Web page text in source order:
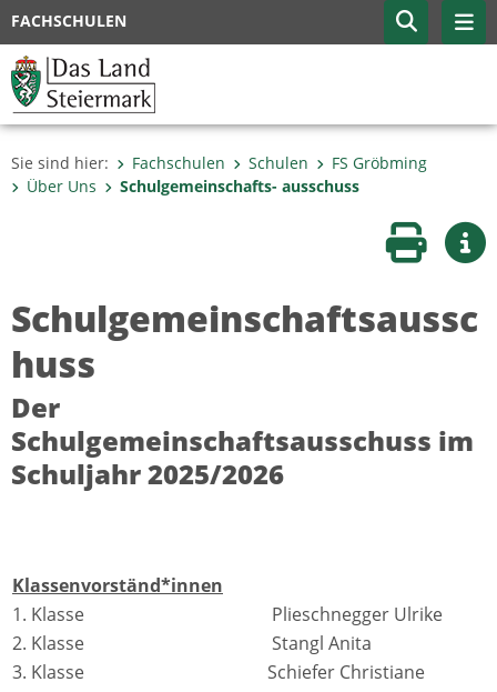
FACHSCHULEN
Sie sind hier: Fachschulen Schulen
FS Gröbming
Über Uns
Schulgemeinschafts- ausschuss
Seite
Schulgemeinschaftsaussc
huss
Der
Schulgemeinschaftsausschuss im
Schuljahr 2025/2026
Klassenvorständ*innen
1. Klasse
Plieschnegger Ulrike
2. Klasse
Stangl Anita
3. Klasse
Schiefer Christiane